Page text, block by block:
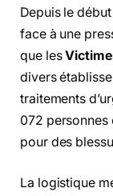
Depuis le
face à une
que les
divers
traitements
072 personnes
pour des
La logistique